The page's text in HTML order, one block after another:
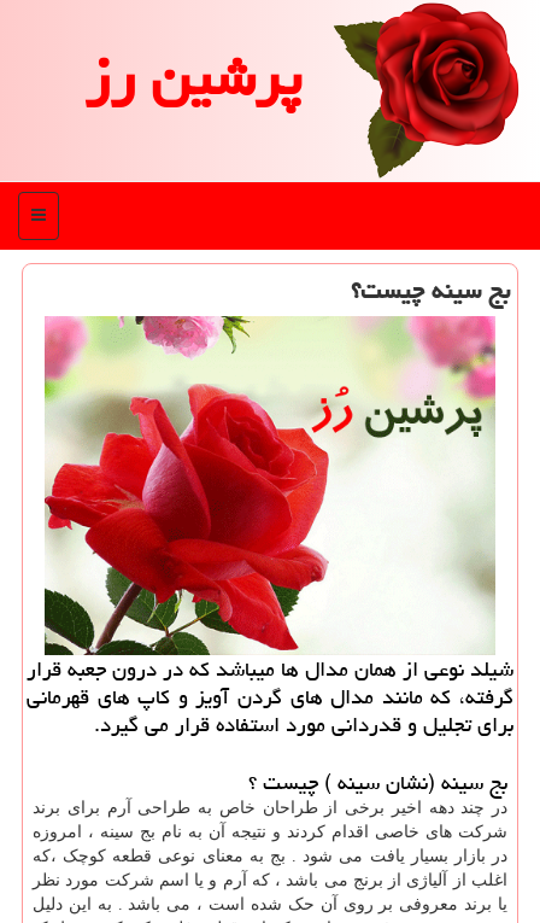
پرشین رز
منو
بج سینه چیست؟
شیلد نوعی از همان مدال ها میباشد كه در درون جعبه قرار
گرفته، كه مانند مدال های گردن آویز و كاپ های قهرمانی
برای تجلیل و قدردانی مورد استفاده قرار می گیرد.
بج سینه (نشان سینه ) چیست ؟
در چند دهه اخیر برخی از طراحان خاص به طراحی آرم برای برند
شرکت های خاصی اقدام کردند و نتیجه آن به نام بج سینه ، امروزه
در بازار بسیار یافت می شود . بج به معنای نوعی قطعه کوچک ،که
اغلب از آلیاژی از برنج می باشد ، که آرم و یا اسم شرکت مورد نظر
یا برند معروفی بر روی آن حک شده است ، می باشد . به این دلیل